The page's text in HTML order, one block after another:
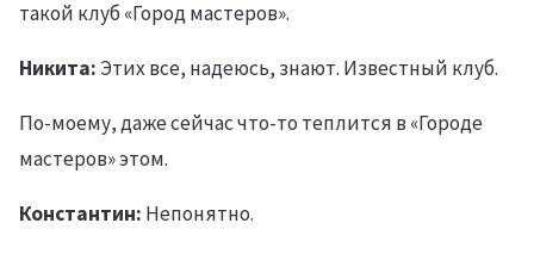
такой клуб «Город мастеров».
Никита: Этих все, надеюсь, знают. Известный клуб.
По-моему, даже сейчас что-то теплится в «Городе
мастеров» этом.
Константин: Непонятно.